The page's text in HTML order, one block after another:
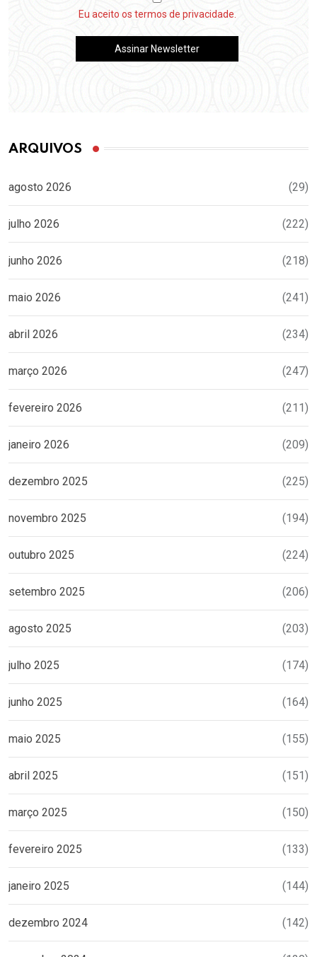
Eu aceito os termos de privacidade.
ARQUIVOS
agosto 2026 (29)
julho 2026 (222)
junho 2026 (218)
maio 2026 (241)
abril 2026 (234)
março 2026 (247)
fevereiro 2026 (211)
janeiro 2026 (209)
dezembro 2025 (225)
novembro 2025 (194)
outubro 2025 (224)
setembro 2025 (206)
agosto 2025 (203)
julho 2025 (174)
junho 2025 (164)
maio 2025 (155)
abril 2025 (151)
março 2025 (150)
fevereiro 2025 (133)
janeiro 2025 (144)
dezembro 2024 (142)